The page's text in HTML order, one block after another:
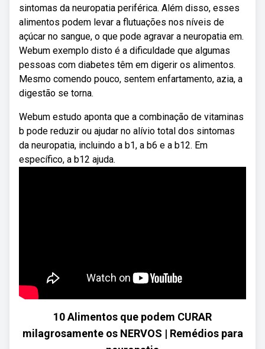
sintomas da neuropatia periférica. Além disso, esses
alimentos podem levar a flutuações nos níveis de
açúcar no sangue, o que pode agravar a neuropatia em.
Webum exemplo disto é a dificuldade que algumas
pessoas com diabetes têm em digerir os alimentos.
Mesmo comendo pouco, sentem enfartamento, azia, a
digestão se torna.
Webum estudo aponta que a combinação de vitaminas
b pode reduzir ou ajudar no alívio total dos sintomas
da neuropatia, incluindo a b1, a b6 e a b12. Em
específico, a b12 ajuda.
10 Alimentos que podem CURAR
milagrosamente os NERVOS | Remédios para